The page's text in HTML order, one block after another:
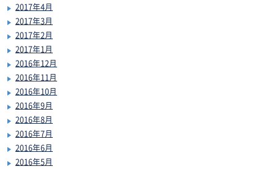
2017年4月
2017年3月
2017年2月
2017年1月
2016年12月
2016年11月
2016年10月
2016年9月
2016年8月
2016年7月
2016年6月
2016年5月